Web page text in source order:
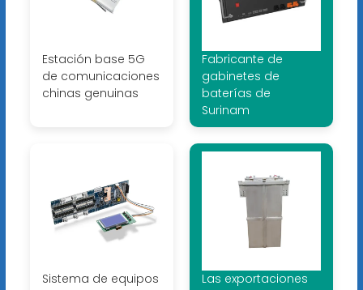
Estación base 5G
de comunicaciones
chinas genuinas
Fabricante de
gabinetes de
baterías de
Surinam
Sistema de equipos
Las exportaciones